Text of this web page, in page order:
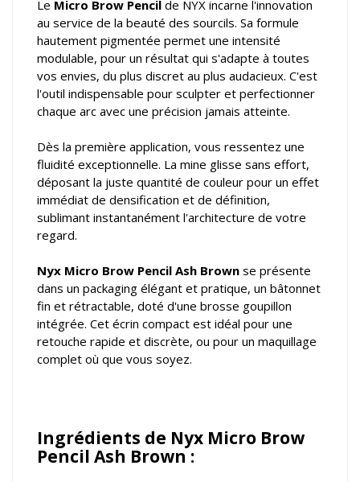
Le Micro Brow Pencil de NYX incarne l'innovation
au service de la beauté des sourcils. Sa formule
hautement pigmentée permet une intensité
modulable, pour un résultat qui s'adapte à toutes
vos envies, du plus discret au plus audacieux. C'est
l'outil indispensable pour sculpter et perfectionner
chaque arc avec une précision jamais atteinte.
Dès la première application, vous ressentez une
fluidité exceptionnelle. La mine glisse sans effort,
déposant la juste quantité de couleur pour un effet
immédiat de densification et de définition,
sublimant instantanément l'architecture de votre
regard.
Nyx Micro Brow Pencil Ash Brown se présente
dans un packaging élégant et pratique, un bâtonnet
fin et rétractable, doté d'une brosse goupillon
intégrée. Cet écrin compact est idéal pour une
retouche rapide et discrète, ou pour un maquillage
complet où que vous soyez.
Ingrédients de Nyx Micro Brow
Pencil Ash Brown :